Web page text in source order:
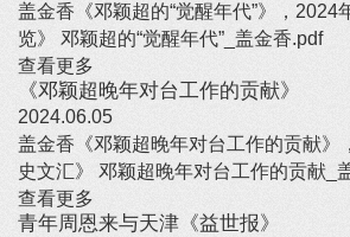
盖金香《邓颖超的“觉醒年代”》，2024
览》 邓颖超的“觉醒年代”_盖金香.pdf
查看更多
《邓颖超晚年对台工作的贡献》
2024.06.05
盖金香《邓颖超晚年对台工作的贡献》
史文汇》 邓颖超晚年对台工作的贡献_
查看更多
青年周恩来与天津《益世报》